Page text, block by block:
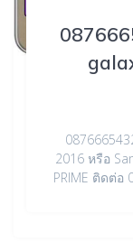
2016 หรือ
PRIME ติดต่อ